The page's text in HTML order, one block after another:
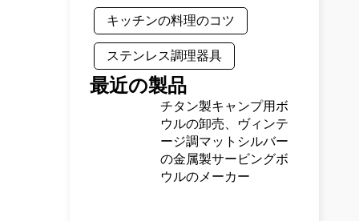
キッチンの料理のコツ
ステンレス調理器具
最近の製品
チタン製キャンプ用ボ
ウルの卸売、ヴィンテ
ージ調マットシルバー
の金属製サービングボ
ウルのメーカー